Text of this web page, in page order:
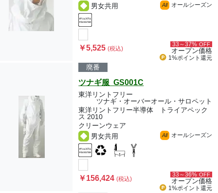
男女共用
All オールシーズン
￥5,525(税込)
33～37% OFF
オープン価格
1%ポイント 還元
廃番
ツナギ服 GS001C
東洋リントフリー
ツナギ・オーバーオール・サロペット
東洋リントフリー半導体 トライアペック
ス 2010
クリーンウェア
男女共用
All オールシーズン
￥156,424(税込)
33～36% OFF
オープン価格
1%ポイント 還元